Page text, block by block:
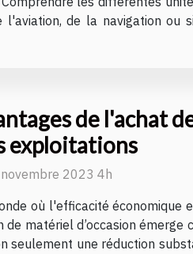
l'aviation, de la navigation
de l'achat
exploitations
2023 4h
où l'efficacité économique
de matériel d’occasion
seulement une réduction